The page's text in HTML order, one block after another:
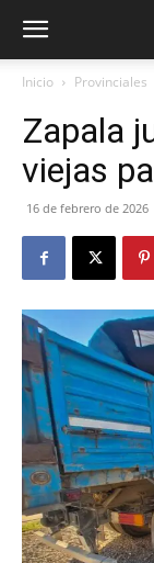
Inicio Provinciales
Zapala
viejas
16 de febrero de 2026